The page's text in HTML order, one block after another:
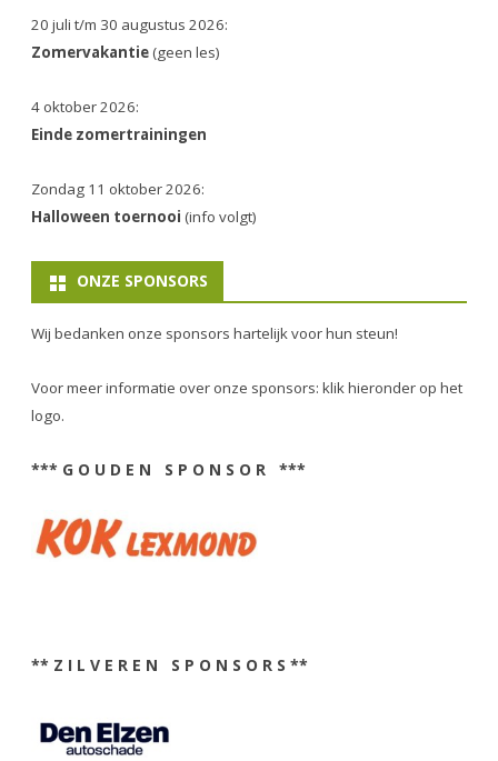
20 juli t/m 30 augustus 2026:
Zomervakantie(geen les)
4 oktober 2026:
Einde zomertrainingen
Zondag 11 oktober 2026:
Halloween toernooi (info volgt)
ONZE SPONSORS
Wij bedanken onze sponsors hartelijk voor hun steun!
Voor meer informatie over onze sponsors: klik hieronder op het
logo.
*** G O U D E N S P O N S O R ***
** Z I L V E R E N S P O N S O R S **